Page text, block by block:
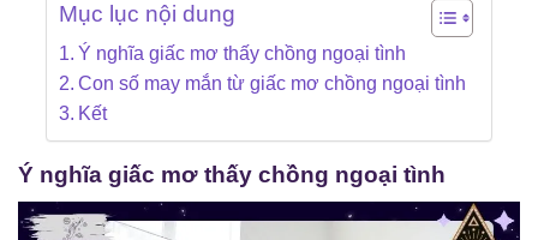
Mục lục nội dung
Ý nghĩa giấc mơ thấy chồng ngoại tình
Con số may mắn từ giấc mơ chồng ngoại tình
Kết
Ý nghĩa giấc mơ thấy chồng ngoại tình